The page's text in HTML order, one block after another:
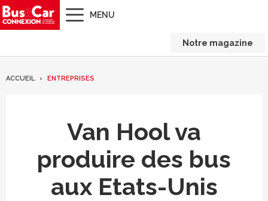
MENU
Notre magazine
ACCUEIL ENTREPRISES
Van Hool va
produire des bus
aux Etats-Unis